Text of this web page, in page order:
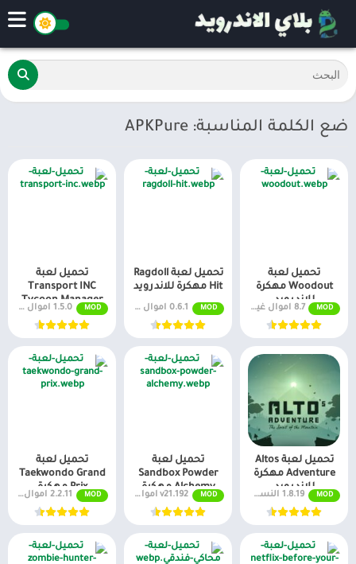
ضع الكلمة المناسبة: APKPure
تحميل لعبة
Woodout مهكرة
للاندرويد
MOD 8.7 اموال غير محدودة
تحميل لعبة Ragdoll
Hit مهكرة للاندرويد
MOD 0.6.1 اموال غير محدودة
تحميل لعبة
Transport INC
Tycoon Manager
مهكرة للاندرويد
MOD 1.5.0 اموال غير محدودة
تحميل لعبة Altos
Adventure مهكرة
للاندرويد
MOD 1.8.19 النسخة كاملة
تحميل لعبة
Sandbox Powder
Alchemy مهكرة
للاندرويد MOD v21.192 اموال غير محدودة
تحميل لعبة
Taekwondo Grand
Prix مهكرة
MOD 2.2.11 اموال غير محدودة